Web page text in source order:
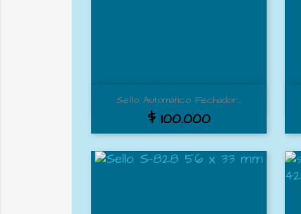
Sello Automático Fechador...
$ 100.000
Vista rápida